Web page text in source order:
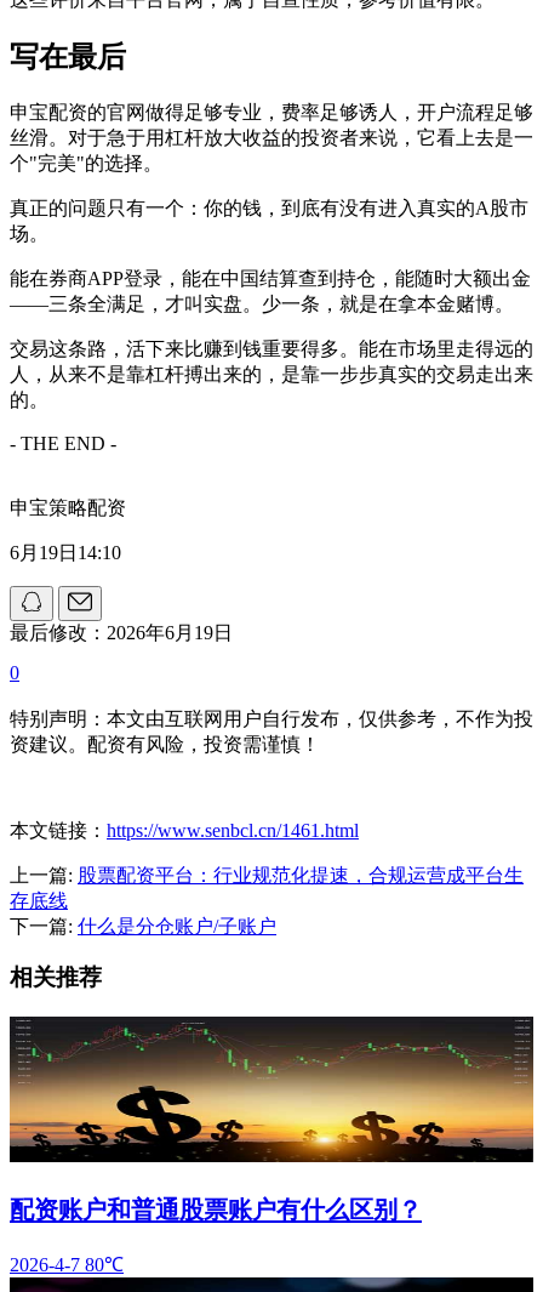
写在最后
申宝配资的官网做得足够专业，费率足够诱人，开户流程足够
丝滑。对于急于用杠杆放大收益的投资者来说，它看上去是一
个"完美"的选择。
真正的问题只有一个：你的钱，到底有没有进入真实的A股市
场。
能在券商APP登录，能在中国结算查到持仓，能随时大额出金
——三条全满足，才叫实盘。少一条，就是在拿本金赌博。
交易这条路，活下来比赚到钱重要得多。能在市场里走得远的
人，从来不是靠杠杆搏出来的，是靠一步步真实的交易走出来
的。
- THE END -
申宝策略配资
6月19日14:10
最后修改：2026年6月19日
0
特别声明：本文由互联网用户自行发布，仅供参考，不作为投
资建议。配资有风险，投资需谨慎！
本文链接： https://www.senbcl.cn/1461.html
上一篇: 股票配资平台：行业规范化提速，合规运营成平台生
存底线
下一篇: 什么是分仓账户/子账户
相关推荐
配资账户和普通股票账户有什么区别？
2026-4-7 80℃